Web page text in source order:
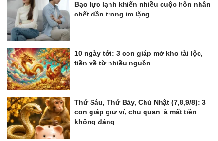
Bạo lực lạnh khiến nhiều cuộc hôn nhân
chết dần trong im lặng
10 ngày tới: 3 con giáp mở kho tài lộc,
tiền về từ nhiều nguồn
Thứ Sáu, Thứ Bảy, Chủ Nhật (7,8,9/8): 3
con giáp giữ ví, chủ quan là mất tiền
không đáng